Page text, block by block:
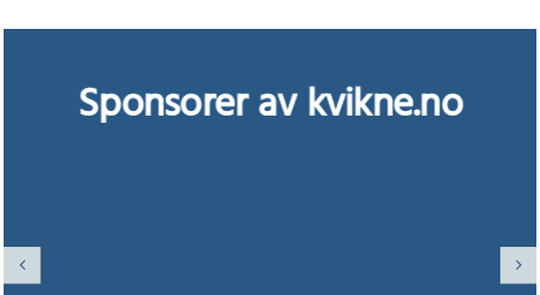
Sponsorer av kvikne.no